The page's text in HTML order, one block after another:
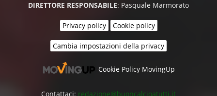
DIRETTORE RESPONSABILE: Pasquale Marmorato
Privacy policy Cookie policy
Cambia impostazioni della privacy
Cookie Policy MovingUp
Contattaci: redazione@buoncalcioatutti.it